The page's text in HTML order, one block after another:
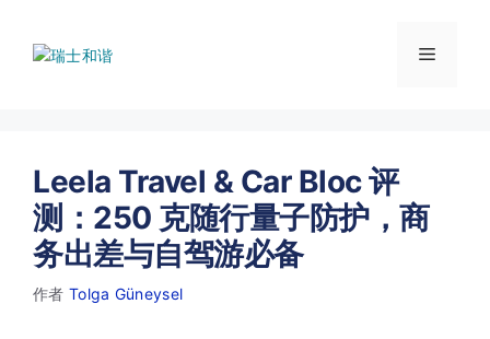
菜
Leela Travel & Car Bloc 评
测：250 克随行量子防护，商
务出差与自驾游必备
作者 Tolga Güneysel